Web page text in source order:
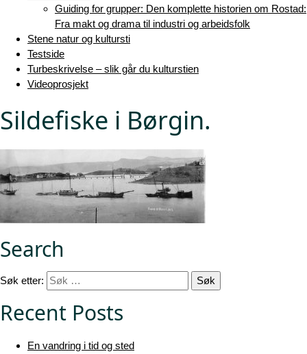
Guiding for grupper: Den komplette historien om Rostad:
Fra makt og drama til industri og arbeidsfolk
Stene natur og kultursti
Testside
Turbeskrivelse – slik går du kulturstien
Videoprosjekt
Sildefiske i Børgin.
Search
Søk etter:
Recent Posts
En vandring i tid og sted